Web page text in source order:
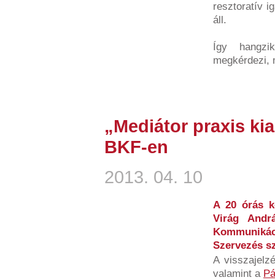
resztoratív
áll.
Így
megkérdezi,
„Mediátor praxis
BKF-en
2013. 04. 10
A 20 órás
Virág
Szervezés
A
valamint a